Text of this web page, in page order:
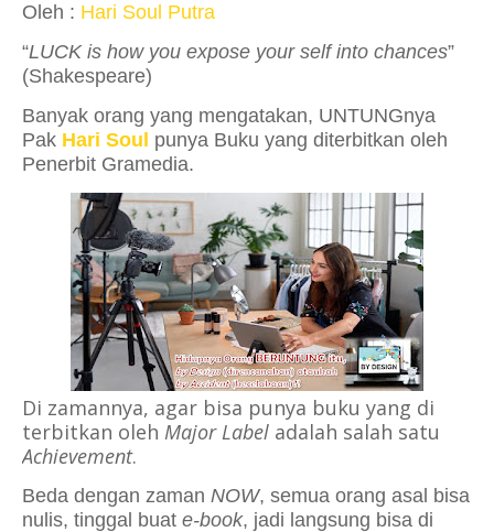
Oleh : Hari Soul Putra
“LUCK is how you expose your self into chances”
(Shakespeare)
Banyak orang yang mengatakan, UNTUNGnya
Pak Hari Soul punya Buku yang diterbitkan oleh
Penerbit Gramedia.
Di zamannya, agar bisa punya buku yang di
terbitkan oleh Major Label adalah salah satu
Achievement.
Beda dengan zaman NOW, semua orang asal bisa
nulis, tinggal buat e-book, jadi langsung bisa di